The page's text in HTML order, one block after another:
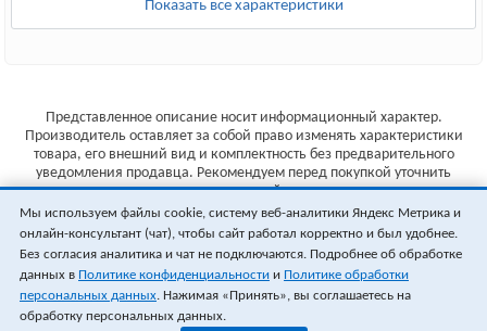
Показать все характеристики
Представленное описание носит информационный характер.
Производитель оставляет за собой право изменять характеристики
товара, его внешний вид и комплектность без предварительного
уведомления продавца. Рекомендуем перед покупкой уточнить
характеристики товара на сайте производителя.
Указанные цены не являются публичной офертой (ст.435 ГК РФ).
Стоимость и наличие товара уточняйте у менеджера.
Мы используем файлы cookie, систему веб-аналитики Яндекс Метрика и
онлайн-консультант (чат), чтобы сайт работал корректно и был удобнее.
Без согласия аналитика и чат не подключаются. Подробнее об обработке
данных в Политике конфиденциальности и Политике обработки
персональных данных. Нажимая «Принять», вы соглашаетесь на
обработку персональных данных.